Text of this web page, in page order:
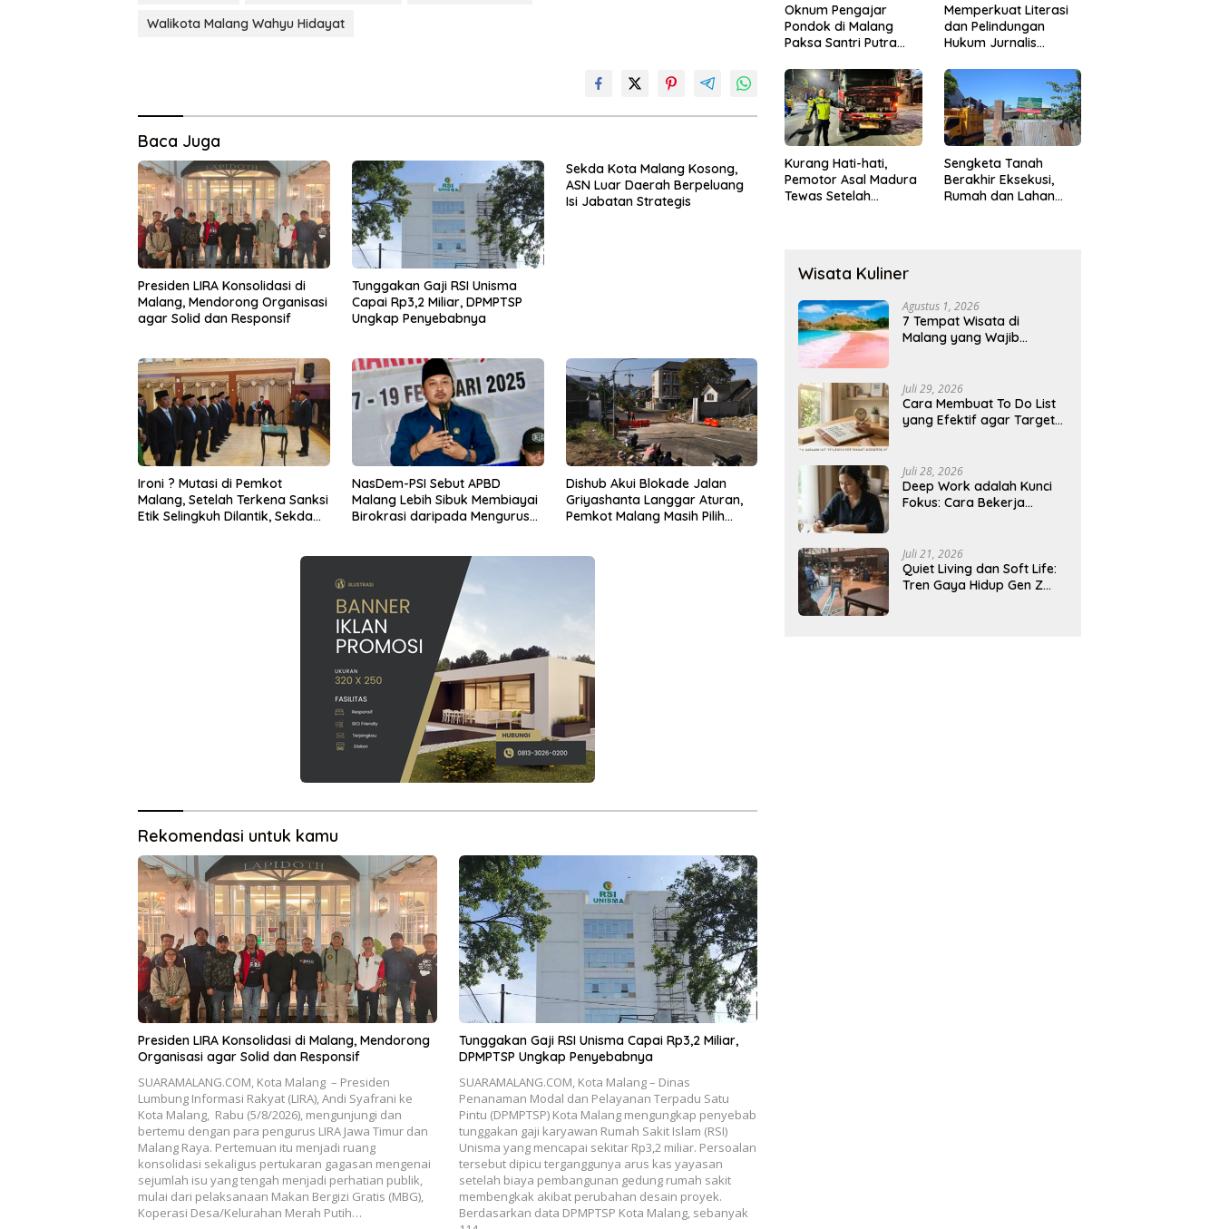
Walikota Malang Wahyu Hidayat
Baca Juga
Presiden LIRA Konsolidasi di
Malang, Mendorong Organisasi
agar Solid dan Responsif
Tunggakan Gaji RSI Unisma
Capai Rp3,2 Miliar, DPMPTSP
Ungkap Penyebabnya
Sekda Kota Malang Kosong,
ASN Luar Daerah Berpeluang
Isi Jabatan Strategis
Ironi ? Mutasi di Pemkot
Malang, Setelah Terkena Sanksi
Etik Selingkuh Dilantik, Sekda
NasDem-PSI Sebut APBD
Malang Lebih Sibuk Membiayai
Birokrasi daripada Mengurus
Dishub Akui Blokade Jalan
Griyashanta Langgar Aturan,
Pemkot Malang Masih Pilih
Rekomendasi untuk kamu
Presiden LIRA Konsolidasi di Malang, Mendorong
Organisasi agar Solid dan Responsif
SUARAMALANG.COM, Kota Malang – Presiden
Lumbung Informasi Rakyat (LIRA), Andi Syafrani ke
Kota Malang, Rabu (5/8/2026), mengunjungi dan
bertemu dengan para pengurus LIRA Jawa Timur dan
Malang Raya. Pertemuan itu menjadi ruang
konsolidasi sekaligus pertukaran gagasan mengenai
sejumlah isu yang tengah menjadi perhatian publik,
mulai dari pelaksanaan Makan Bergizi Gratis (MBG),
Koperasi Desa/Kelurahan Merah Putih…
Tunggakan Gaji RSI Unisma Capai Rp3,2 Miliar,
DPMPTSP Ungkap Penyebabnya
SUARAMALANG.COM, Kota Malang – Dinas
Penanaman Modal dan Pelayanan Terpadu Satu
Pintu (DPMPTSP) Kota Malang mengungkap penyebab
tunggakan gaji karyawan Rumah Sakit Islam (RSI)
Unisma yang mencapai sekitar Rp3,2 miliar. Persoalan
tersebut dipicu terganggunya arus kas yayasan
setelah biaya pembangunan gedung rumah sakit
membengkak akibat perubahan desain proyek.
Berdasarkan data DPMPTSP Kota Malang, sebanyak
Oknum Pengajar
Pondok di Malang
Paksa Santri Putra
Memperkuat Literasi
dan Pelindungan
Hukum Jurnalis
Hukumonline
Menyediakan Layanan
AI Gratis
Kurang Hati-hati,
Pemotor Asal Madura
Tewas Setelah
Sengketa Tanah
Berakhir Eksekusi,
Rumah dan Lahan
Wisata Kuliner
Agustus 1, 2026
7 Tempat Wisata di
Malang yang Wajib
Juli 29, 2026
Cara Membuat To Do List
yang Efektif agar Target
Juli 28, 2026
Deep Work adalah Kunci
Fokus: Cara Bekerja
Juli 21, 2026
Quiet Living dan Soft Life:
Tren Gaya Hidup Gen Z